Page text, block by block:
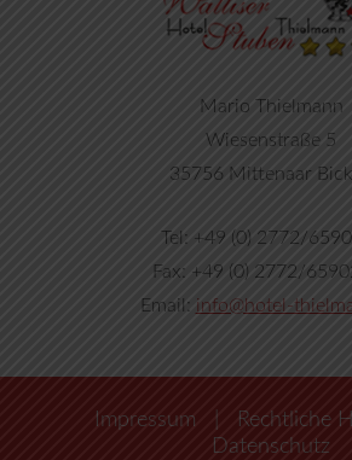
Mario Thielmann
Wiesenstraße 5
35756 Mittenaar
Tel: +49 (0) 2772/
Fax: +49 (0) 2772/
Email: info@hotel-
Impressum Rechtliche
Datenschutz